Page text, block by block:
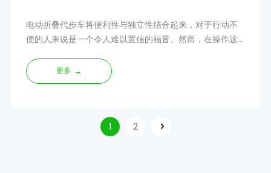
电动折叠代步车将便利性与独立性结合起来，对于行动不
便的人来说是一个令人难以置信的福音。然而，在操作这
安全注意事项，以帮助您享受无忧无虑的生活
更多 →
1 2